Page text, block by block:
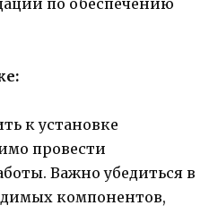
к установке
провести
Важно убедиться в
компонентов,